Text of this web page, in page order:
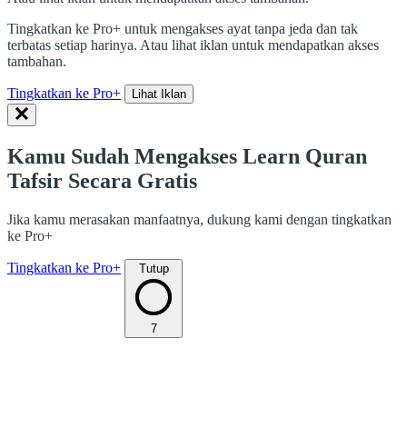
Tingkatkan ke Pro+ untuk mengakses ayat tanpa jeda dan tak
terbatas setiap harinya. Atau lihat iklan untuk mendapatkan akses
tambahan.
Tingkatkan ke Pro+ Lihat Iklan
Kamu Sudah Mengakses Learn Quran
Tafsir Secara Gratis
Jika kamu merasakan manfaatnya, dukung kami dengan tingkatkan
ke Pro+
Tingkatkan ke Pro+ Tutup
7